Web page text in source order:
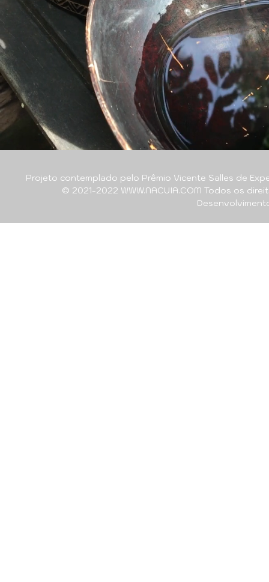
Projeto contemplado pelo Prêmio Vicente Salles de
© 2021-2022 WWW.NACUIA.COM Todos os